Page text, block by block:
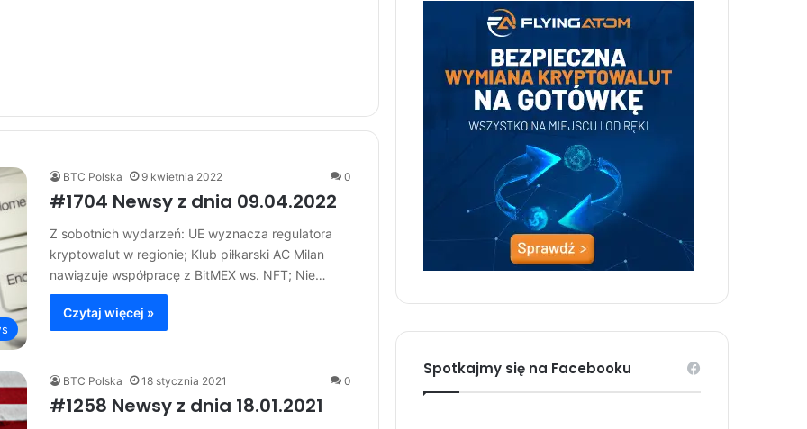
BTC Polska 9 kwietnia 2022 0
#1704 Newsy z dnia 09.04.2022
Z sobotnich wydarzeń: UE wyznacza regulatora
kryptowalut w regionie; Klub piłkarski AC Milan
nawiązuje współpracę z BitMEX ws. NFT; Nie…
Czytaj więcej »
BTC Polska 18 stycznia 2021 0
#1258 Newsy z dnia 18.01.2021
Spotkajmy się na Facebooku